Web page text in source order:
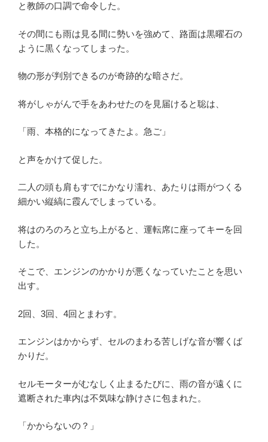
と教師の口調で命令した。
その間にも雨は見る間に勢いを強めて、路面は黒曜石の
ように黒くなってしまった。
物の形が判別できるのが奇跡的な暗さだ。
将がしゃがんで手をあわせたのを見届けると聡は、
「雨、本格的になってきたよ。急ご」
と声をかけて促した。
二人の頭も肩もすでにかなり濡れ、あたりは雨がつくる
細かい縦縞に霞んでしまっている。
将はのろのろと立ち上がると、運転席に座ってキーを回
した。
そこで、エンジンのかかりが悪くなっていたことを思い
出す。
2回、3回、4回とまわす。
エンジンはかからず、セルのまわる苦しげな音が響くば
かりだ。
セルモーターがむなしく止まるたびに、雨の音が遠くに
遮断された車内は不気味な静けさに包まれた。
「かからないの？」